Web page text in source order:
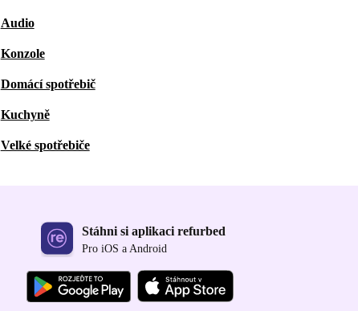
Audio
Konzole
Domácí spotřebič
Kuchyně
Velké spotřebiče
Stáhni si aplikaci refurbed
Pro iOS a Android